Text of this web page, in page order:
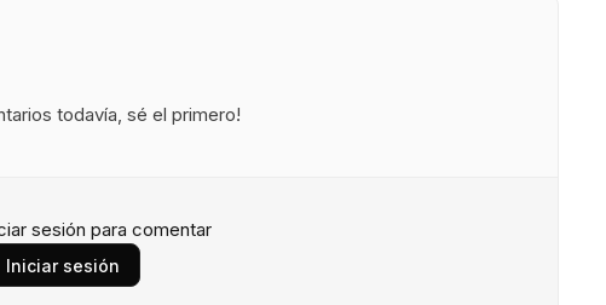
todavía, sé el primero!
sesión para comentar
Iniciar sesión